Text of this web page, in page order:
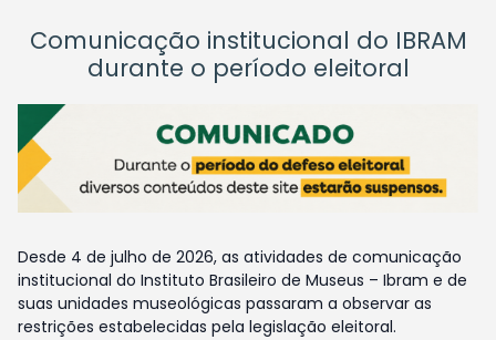
Comunicação institucional do IBRAM
durante o período eleitoral
Desde 4 de julho de 2026, as atividades de comunicação
institucional do Instituto Brasileiro de Museus – Ibram e de
suas unidades museológicas passaram a observar as
restrições estabelecidas pela legislação eleitoral.